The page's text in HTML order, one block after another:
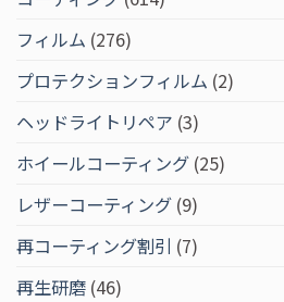
フィルム (276)
プロテクションフィルム (2)
ヘッドライトリペア (3)
ホイールコーティング (25)
レザーコーティング (9)
再コーティング割引 (7)
再生研磨 (46)